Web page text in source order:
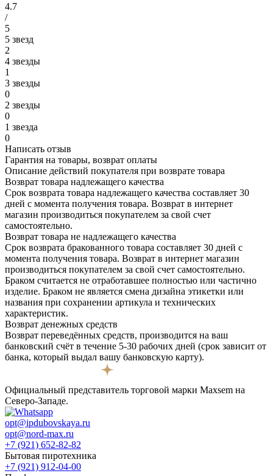
4.7
/
5
5 звезд
2
4 звезды
1
3 звезды
0
2 звезды
0
1 звезда
0
Написать отзыв
Гарантия на товары, возврат оплаты
Описание действий покупателя при возврате товара
Возврат товара надлежащего качества
Срок возврата товара надлежащего качества составляет 30
дней с момента получения товара. Возврат в интернет
магазин производиться покупателем за свой счет
самостоятельно.
Возврат товара не надлежащего качества
Срок возврата бракованного товара составляет 30 дней с
момента получения товара. Возврат в интернет магазин
производиться покупателем за свой счет самостоятельно.
Браком считается не отработавшее полностью или частично
изделие. Браком не является смена дизайна этикетки или
названия при сохранении артикула и технических
характеристик.
Возврат денежных средств
Возврат переведённых средств, производится на ваш
банковский счёт в течение 5-30 рабочих дней (срок зависит от
банка, который выдал вашу банковскую карту).
Официальный представитель торговой марки Maxsem на
Северо-Западе.
opt@ipdubovskaya.ru
opt@nord-max.ru
+7 (921) 652-82-82
Бытовая пиротехника
+7 (921) 912-04-00